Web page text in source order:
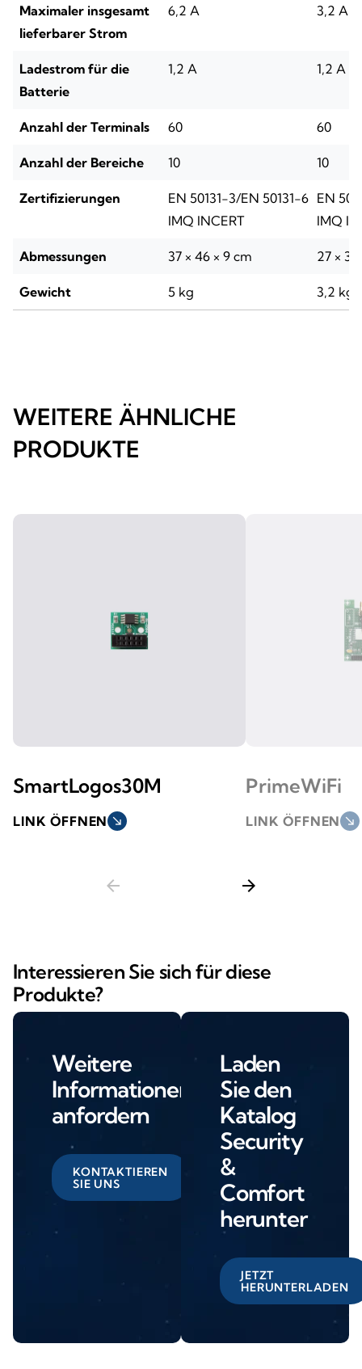
Maximaler insgesamt
lieferbarer Strom
6,2 A 3,2 A
Ladestrom für die
Batterie
1,2 A 1,2 A
Anzahl der Terminals 60 60
Anzahl der Bereiche 10 10
Zertifizierungen
EN 50131-3/EN 50131-6
IMQ INCERT
EN
IMQ
Abmessungen 37 × 46 × 9 cm 27 ×
Gewicht 5 kg 3,2 kg
WEITERE ÄHNLICHE
PRODUKTE
SmartLogos30M
LINK ÖFFNEN south_east
PrimeWiFi
LINK ÖFFNEN south_east
arrow_back arrow_forward
Interessieren Sie sich für diese
Produkte?
Weitere
Informationen
anfordern
KONTAKTIEREN
SIE UNS
Laden
Sie den
Katalog
Security
&
Comfort
herunter
JETZT
HERUNTERLADEN